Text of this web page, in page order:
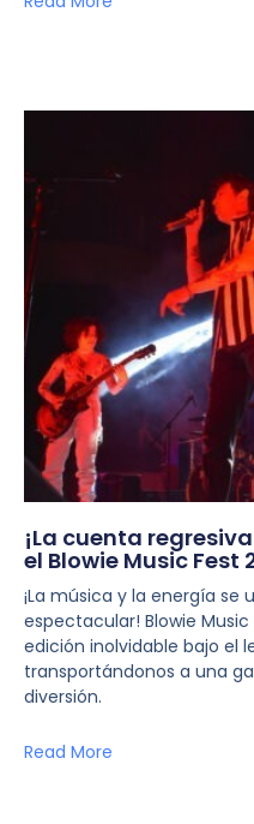
¡La cuenta
el Blowie Music Fest
¡La música y la energía se
espectacular! Blowie
edición inolvidable bajo el
transportándonos a una
diversión.
Read More